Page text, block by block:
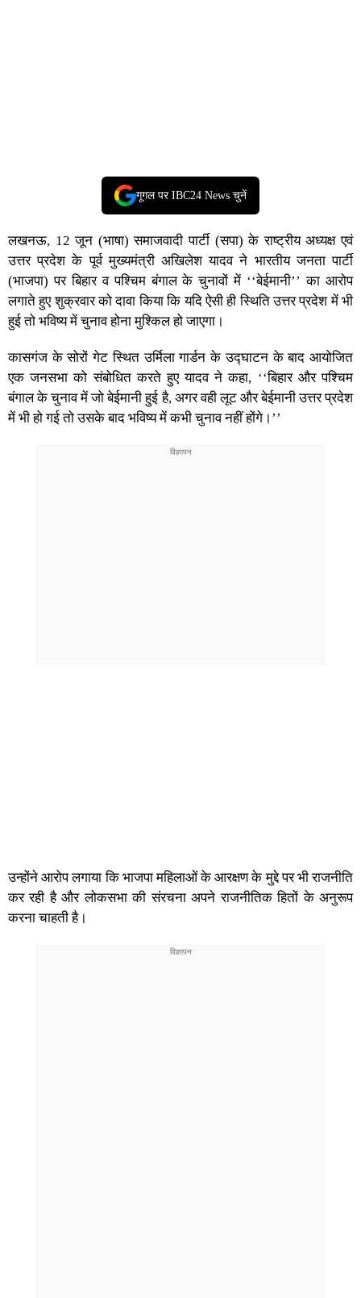
गूगल पर IBC24 News चुनें
लखनऊ, 12 जून (भाषा) समाजवादी पार्टी (सपा) के राष्ट्रीय अध्यक्ष एवं
उत्तर प्रदेश के पूर्व मुख्यमंत्री अखिलेश यादव ने भारतीय जनता पार्टी
(भाजपा) पर बिहार व पश्चिम बंगाल के चुनावों में ‘‘बेईमानी’’ का आरोप
लगाते हुए शुक्रवार को दावा किया कि यदि ऐसी ही स्थिति उत्तर प्रदेश में भी
हुई तो भविष्य में चुनाव होना मुश्किल हो जाएगा।
कासगंज के सोरों गेट स्थित उर्मिला गार्डन के उद्घाटन के बाद आयोजित
एक जनसभा को संबोधित करते हुए यादव ने कहा, ‘‘बिहार और पश्चिम
बंगाल के चुनाव में जो बेईमानी हुई है, अगर वही लूट और बेईमानी उत्तर प्रदेश
में भी हो गई तो उसके बाद भविष्य में कभी चुनाव नहीं होंगे।’’
उन्होंने आरोप लगाया कि भाजपा महिलाओं के आरक्षण के मुद्दे पर भी राजनीति
कर रही है और लोकसभा की संरचना अपने राजनीतिक हितों के अनुरूप
करना चाहती है।